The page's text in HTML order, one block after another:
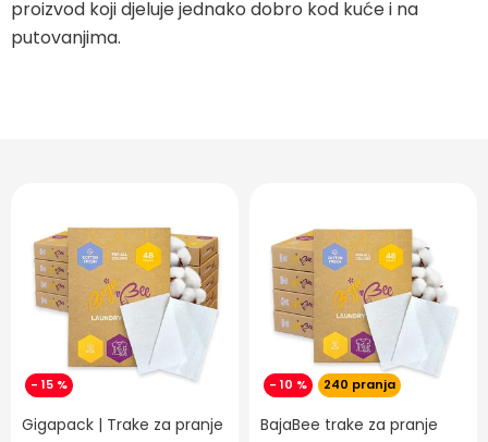
proizvod koji djeluje jednako dobro kod kuće i na
putovanjima.
- 15 %
Gigapack | Trake za pranje
- 10 % 240 pranja
BajaBee trake za pranje